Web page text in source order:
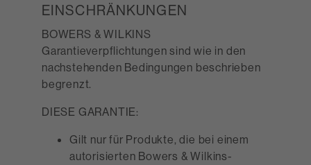
EINSCHRÄNKUNGEN
BOWERS & WILKINS
Garantieverpflichtungen sind wie in den
nachstehenden Bedingungen beschrieben
begrenzt.
DIESE GARANTIE:
Gilt nur für Produkte, die bei einem
autorisierten Bowers & Wilkins-